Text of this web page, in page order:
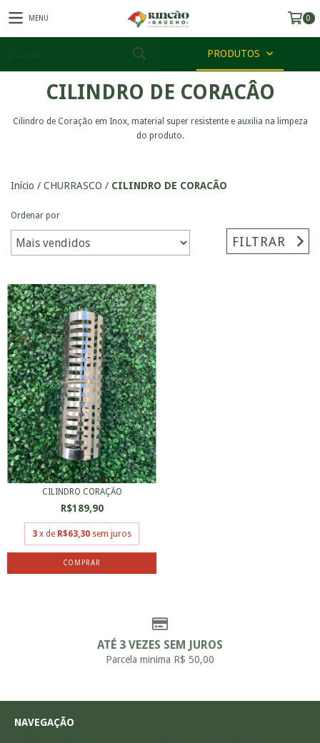
MENU 0
PRODUTOS
CILINDRO DE CORACÂO
Cilindro de Coração em Inox, material super resistente e auxilia na limpeza
do produto.
Início / CHURRASCO / CILINDRO DE CORACÂO
Ordenar por
FILTRAR
CILINDRO CORAÇÃO
R$189,90
3 x de R$63,30 sem juros
ATÉ 3 VEZES SEM JUROS
Parcela minima R$ 50,00
NAVEGAÇÃO